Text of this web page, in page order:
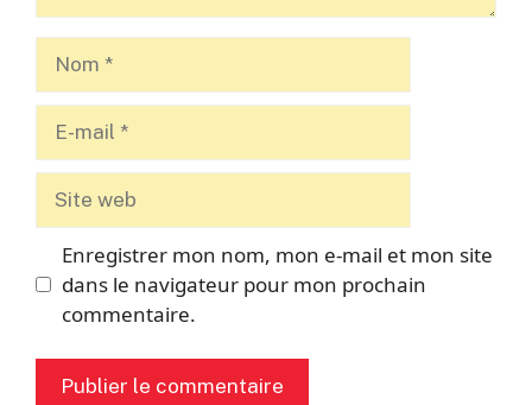
mail
web
Enregistrer mon nom, mon e-mail et mon site
dans le navigateur pour mon prochain
commentaire.